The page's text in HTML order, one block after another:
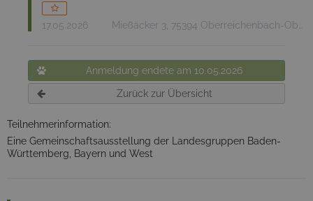
17.05.2026 Mießäcker 3, 75394 Oberreichenbach-Oberkollbach
Anmeldung endete am 10.05.2026
Zurück zur Übersicht
Teilnehmerinformation:
Eine Gemeinschaftsausstellung der Landesgruppen Baden-
Württemberg, Bayern und West